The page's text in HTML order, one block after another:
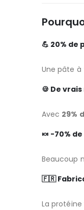
💪 20% de
Une pâte
🍪 De
Avec 29%
🍬 -70%
Beaucoup
🇫🇷
La